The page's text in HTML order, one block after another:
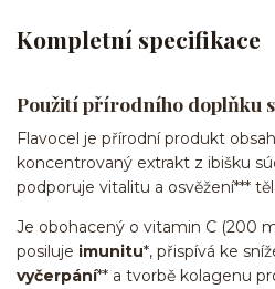
Kompletní specifikace
Použití přírodního doplňku
Flavocel je přírodní produkt
koncentrovaný extrakt z ibišku
podporuje vitalitu a osvěžení***
Je obohacený o vitamin C (200
posiluje imunitu*, přispívá ke
vyčerpání** a tvorbě kolagenu